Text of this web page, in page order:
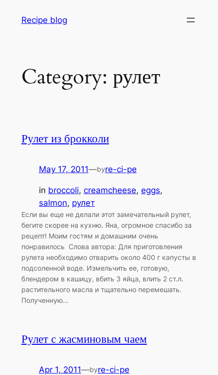
Recipe blog
Category: рулет
Рулет из брокколи
May 17, 2011—byre-ci-pe
in broccoli, creamcheese, eggs
salmon, рулет
Если вы еще не делали этот замечательный рулет,
бегите скорее на кухню. Яна, огромное спасибо за
рецепт! Моим гостям и домашним очень
понравилось Слова автора: Для приготовления
рулета необходимо отварить около 400 г капусты в
подсоленной воде. Измельчить ее, готовую,
блендером в кашицу, вбить 3 яйца, влить 2 ст.л.
растительного масла и тщательно перемешать.
Полученную…
Рулет с жасминовым чаем
Apr 1, 2011—byre-ci-pe